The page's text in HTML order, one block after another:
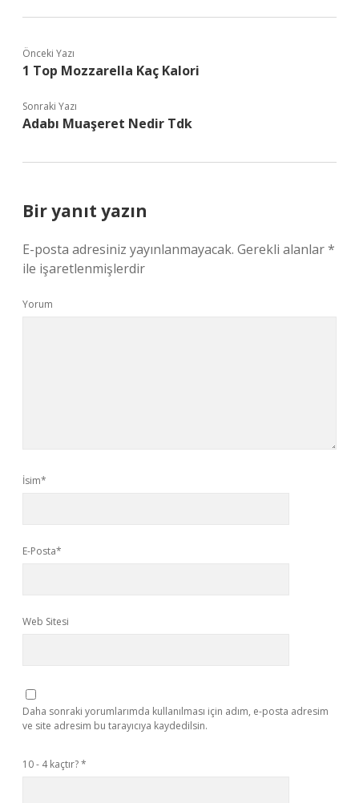
Önceki Yazı
1 Top Mozzarella Kaç Kalori
Sonraki Yazı
Adabı Muaşeret Nedir Tdk
Bir yanıt yazın
E-posta adresiniz yayınlanmayacak. Gerekli alanlar*
ile işaretlenmişlerdir
Yorum
İsim*
E-Posta*
Web Sitesi
Daha sonraki yorumlarımda kullanılması için adım, e-posta adresim
ve site adresim bu tarayıcıya kaydedilsin.
10 - 4 kaçtır?*